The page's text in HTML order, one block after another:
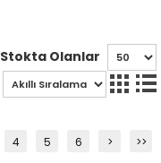
Stokta Olanlar
4 5 6 > >>